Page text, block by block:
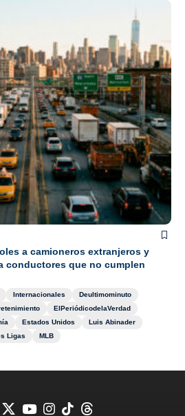
a camioneros extranjeros y
conductores que no cumplen
Internacionales
Deultimominuto
ElPeriódicodelaVerdad
Estados Unidos
Luis Abinader
Ligas MLB